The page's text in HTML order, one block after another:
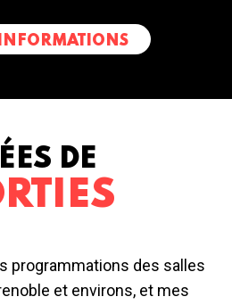
DE
programmations des salles
et environs, et mes